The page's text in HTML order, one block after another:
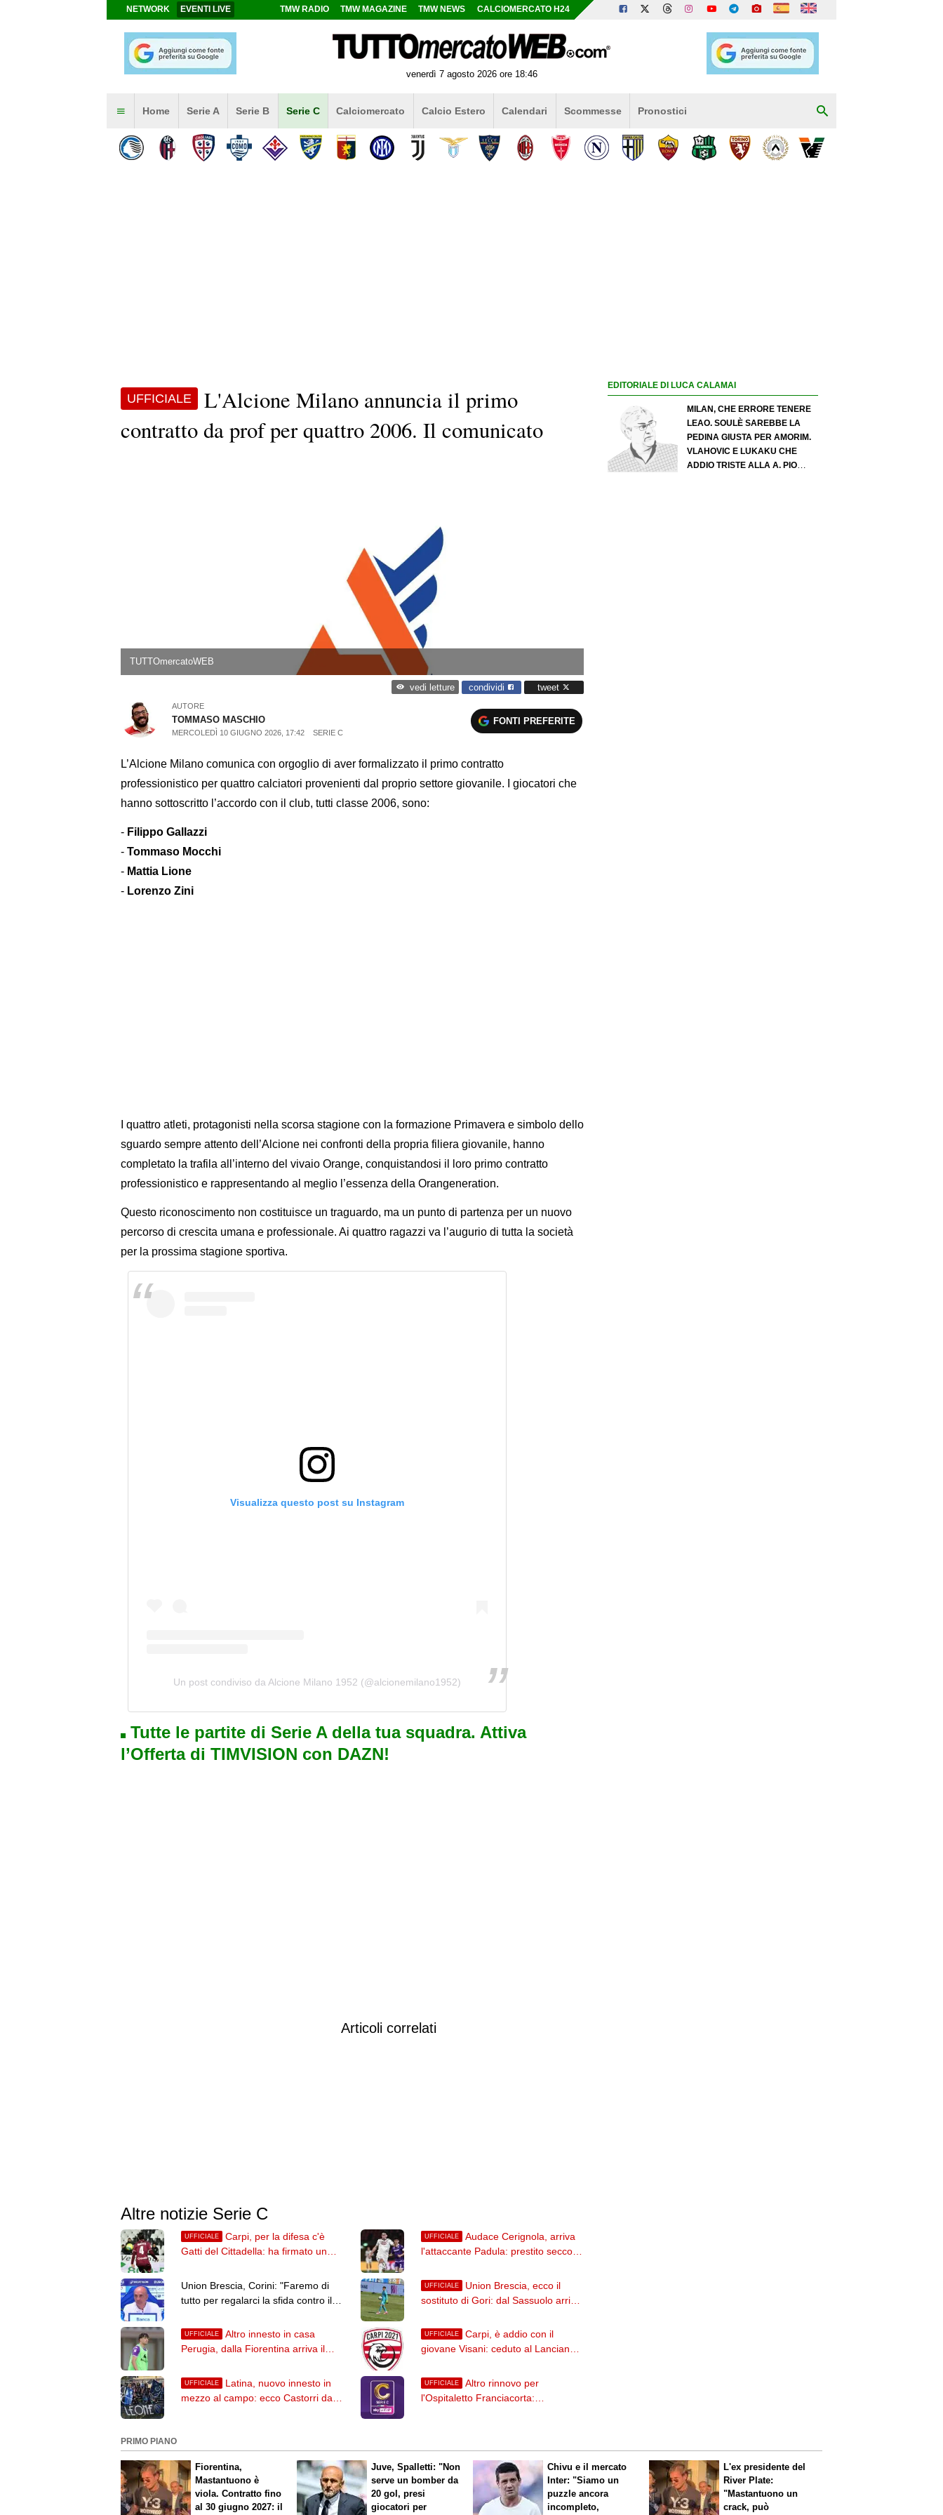
NETWORK EVENTI LIVE TMW RADIO TMW MAGAZINE TMW NEWS CALCIOMERCATO H24
venerdì 7 agosto 2026 ore 18:46
Home Serie A Serie B Serie C Calciomercato Calcio Estero Calendari Scommesse Pronostici
UFFICIALE
L'Alcione Milano annuncia il primo
contratto da prof per quattro 2006. Il comunicato
TUTTOmercatoWEB
vedi letture condividi tweet
AUTORE
TOMMASO MASCHIO
MERCOLEDÌ 10 GIUGNO 2026, 17:42 SERIE C
FONTI PREFERITE
L’Alcione Milano comunica con orgoglio di aver formalizzato il primo contratto
professionistico per quattro calciatori provenienti dal proprio settore giovanile. I giocatori che
hanno sottoscritto l’accordo con il club, tutti classe 2006, sono:
- Filippo Gallazzi
- Tommaso Mocchi
- Mattia Lione
- Lorenzo Zini
I quattro atleti, protagonisti nella scorsa stagione con la formazione Primavera e simbolo dello
sguardo sempre attento dell’Alcione nei confronti della propria filiera giovanile, hanno
completato la trafila all’interno del vivaio Orange, conquistandosi il loro primo contratto
professionistico e rappresentando al meglio l’essenza della Orangeneration.
Questo riconoscimento non costituisce un traguardo, ma un punto di partenza per un nuovo
percorso di crescita umana e professionale. Ai quattro ragazzi va l’augurio di tutta la società
per la prossima stagione sportiva.
Visualizza questo post su Instagram
Un post condiviso da Alcione Milano 1952 (@alcionemilano1952)
Tutte le partite di Serie A della tua squadra. Attiva
l’Offerta di TIMVISION con DAZN!
Articoli correlati
Altre notizie Serie C
UFFICIALE
Carpi, per la difesa c'è
Gatti del Cittadella: ha firmato un
UFFICIALE
Audace Cerignola, arriva
l'attaccante Padula: prestito secco
Union Brescia, Corini: "Faremo di
tutto per regalarci la sfida contro il
UFFICIALE
Union Brescia, ecco il
sostituto di Gori: dal Sassuolo arriva
UFFICIALE
Altro innesto in casa
Perugia, dalla Fiorentina arriva il
UFFICIALE
Carpi, è addio con il
giovane Visani: ceduto al Lanciano
UFFICIALE
Latina, nuovo innesto in
mezzo al campo: ecco Castorri dal
UFFICIALE
Altro rinnovo per
l'Ospitaletto Franciacorta:
EDITORIALE DI LUCA CALAMAI
MILAN, CHE ERRORE TENERE
LEAO. SOULÈ SAREBBE LA
PEDINA GIUSTA PER AMORIM.
VLAHOVIC E LUKAKU CHE
ADDIO TRISTE ALLA A. PIO
PRIMO PIANO
Fiorentina,
Mastantuono è
viola. Contratto fino
al 30 giugno 2027: il
Juve, Spalletti: "Non
serve un bomber da
20 gol, presi
giocatori per
Chivu e il mercato
Inter: "Siamo un
puzzle ancora
incompleto,
L'ex presidente del
River Plate:
"Mastantuono un
crack, può